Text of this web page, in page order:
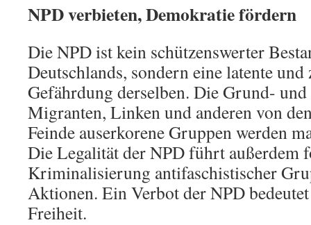
NPD verbieten, Demokratie fördern
Die NPD ist kein schützenswerter
Deutschlands, sondern eine latente und
Gefährdung derselben. Die Grund-
Migranten, Linken und anderen von
Feinde auserkorene Gruppen werden
Die Legalität der NPD führt außerdem
Kriminalisierung antifaschistischer
Aktionen. Ein Verbot der NPD
Freiheit.